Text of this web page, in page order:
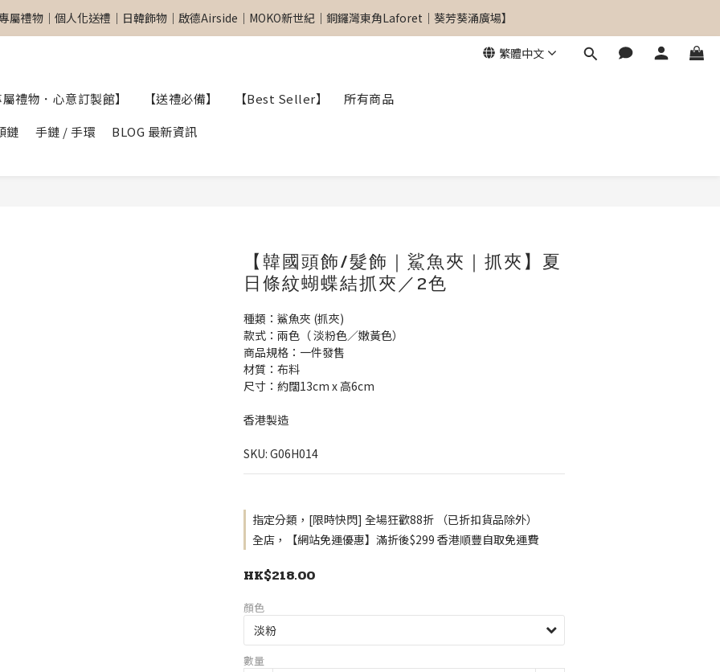
屬禮物｜個人化送禮｜日韓飾物｜啟德Airside｜MOKO新世紀｜銅鑼灣東角Laforet｜葵芳葵涌廣場】
屬禮物｜個人化送禮｜日韓飾物｜啟德Airside｜MOKO新世紀｜銅鑼灣東角Laforet｜葵芳葵涌廣場】
【專屬禮物 心意訂制館】最新上線
屬禮物｜個人化送禮｜日韓飾物｜啟德Airside｜MOKO新世紀｜銅鑼灣東角Laforet｜葵芳葵涌廣場】
繁體中文
禮物．心意訂製館】 【送禮必備】 【Best Seller】
所有商品
鏈
手鏈 / 手環 BLOG 最新資訊
【韓國頭飾/髮飾｜鯊魚夾｜抓夾】夏
日條紋蝴蝶結抓夾／2色
種類：鯊魚夾 (抓夾)
款式：兩色（ 淡粉色／嫩黃色）
商品規格：一件發售
材質：布料
尺寸：約闊13cm x 高6cm
香港製造
SKU: G06H014
指定分類，[限時快閃] 全場狂歡88折 （已折扣貨品除外）
全店，【網站免運優惠】滿折後$299 香港順豐自取免運費
HK$218.00
顏色
數量